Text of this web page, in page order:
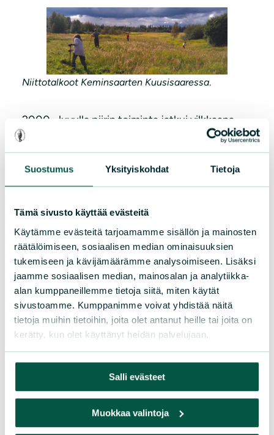
Suostumus Yksityiskohdat Tietoja
Tämä sivusto käyttää evästeitä
Käytämme evästeitä tarjoamamme sisällön ja mainosten
räätälöimiseen, sosiaalisen median ominaisuuksien
tukemiseen ja kävijämäärämme analysoimiseen. Lisäksi
jaamme sosiaalisen median, mainosalan ja analytiikka-
alan kumppaneillemme tietoja siitä, miten käytät
sivustoamme. Kumppanimme voivat yhdistää näitä
tietoja muihin tietoihin, joita olet antanut heille tai joita on
kerätty, kun olet käyttänyt heidän palvelujaan.
Salli evästeet
Muokkaa valintoja
Niittotalkoot Keminsaarten Kuusisaaressa.
2000 –luvulla piirin toiminta jatkui vilkkaana.
Vuonna 2002 saatiin Korkeimman hallinto-
oikeuden Vuotos-päätös, jossa se hylkäsi
Kemijoki Oy:n hakemuksen rakentaa tekoallas
Kemihaaran suot -Natura-alueelle. Kiista
monitoimiallasnimikkeellä. 2018 saatiin
Valtioneuvoston Vuotos-päätös, jossa se
hylkäsi Lapin liiton hakemuksen Natura-
poikkeuslupapäätökselle Kemihaaran altaalle.
Rovaniemen kaupunki päätti kuitenkin vielä
valittaa päätöksestä. 2000 -luvulla järjestettiin
mielenosoituksia suunnitteilla olevaa
ydinvoimalaa vastaan. Kiista vanhoista metsistä
ja metsiensuojelusta jatkui. Taas soudettiin –
tällä kertaa Sierilän patohankkeen
ehkäisemiseksi. Ilmastonmuutos nousi
keskusteluun ja osaksi mm.